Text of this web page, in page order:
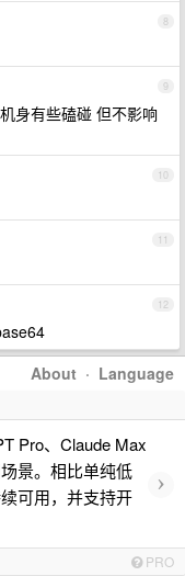
8
9
身有些磕碰 但不影响
10
11
12
About · Language
Pro、Claude Max
景。相比单纯低
可用，并支持开
›
PRO